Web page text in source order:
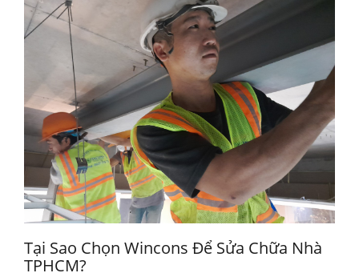
Tại Sao Chọn Wincons Để Sửa Chữa Nhà
TPHCM?